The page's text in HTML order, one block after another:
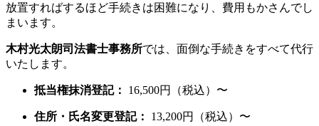
放置すればするほど手続きは困難になり、費用もかさんでし
まいます。
木村光太朗司法書士事務所では、面倒な手続きをすべて代行
いたします。
抵当権抹消登記： 16,500円（税込）〜
住所・氏名変更登記： 13,200円（税込）〜